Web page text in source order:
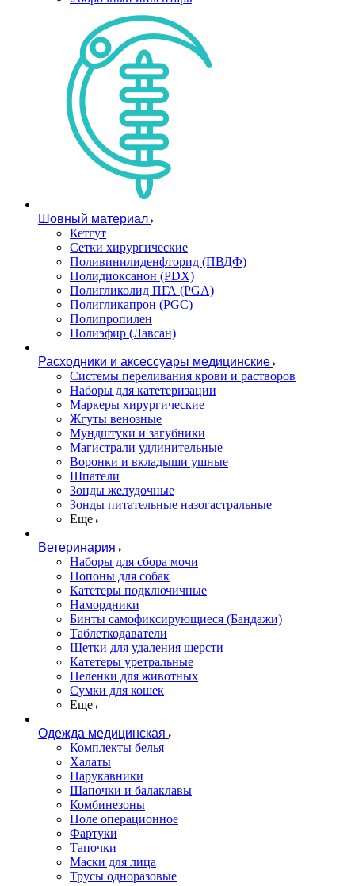
Шовный материал
Кетгут
Сетки хирургические
Поливинилиденфторид (ПВДФ)
Полидиоксанон (PDX)
Полигликолид ПГА (PGA)
Полигликапрон (PGC)
Полипропилен
Полиэфир (Лавсан)
Расходники и аксессуары медицинские
Системы переливания крови и растворов
Наборы для катетеризации
Маркеры хирургические
Жгуты венозные
Мундштуки и загубники
Магистрали удлинительные
Воронки и вкладыши ушные
Шпатели
Зонды желудочные
Зонды питательные назогастральные
Еще
Ветеринария
Наборы для сбора мочи
Попоны для собак
Катетеры подключичные
Намордники
Бинты самофиксирующиеся (Бандажи)
Таблеткодаватели
Щетки для удаления шерсти
Катетеры уретральные
Пеленки для животных
Сумки для кошек
Еще
Одежда медицинская
Комплекты белья
Халаты
Нарукавники
Шапочки и балаклавы
Комбинезоны
Поле операционное
Фартуки
Тапочки
Маски для лица
Трусы одноразовые